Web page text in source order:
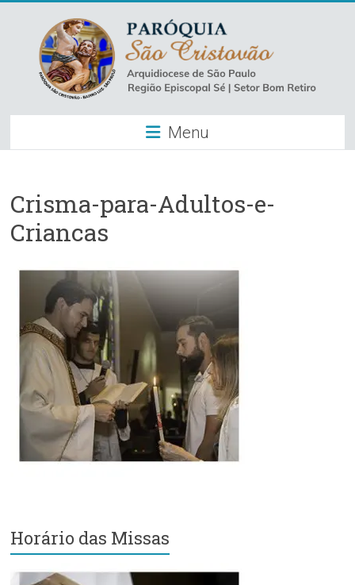
content
Paróquia
São
–
Luz
Arquidiocese
Paulo
Região
Episcopal
Sé
Menu
Crisma-para-Adultos-e-
Criancas
Horário das Missas